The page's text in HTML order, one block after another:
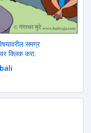
समग्र
क्लिक करा.